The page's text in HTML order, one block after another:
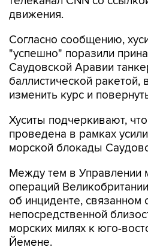
движения.
Согласно сообщению,
"успешно" поразили
Саудовской Аравии
баллистической ракетой,
изменить курс и
Хуситы подчеркивают,
проведена в рамках
морской блокады
Между тем в Управлении
операций
об инциденте,
непосредственной
морских милях к юго-
Йемене.